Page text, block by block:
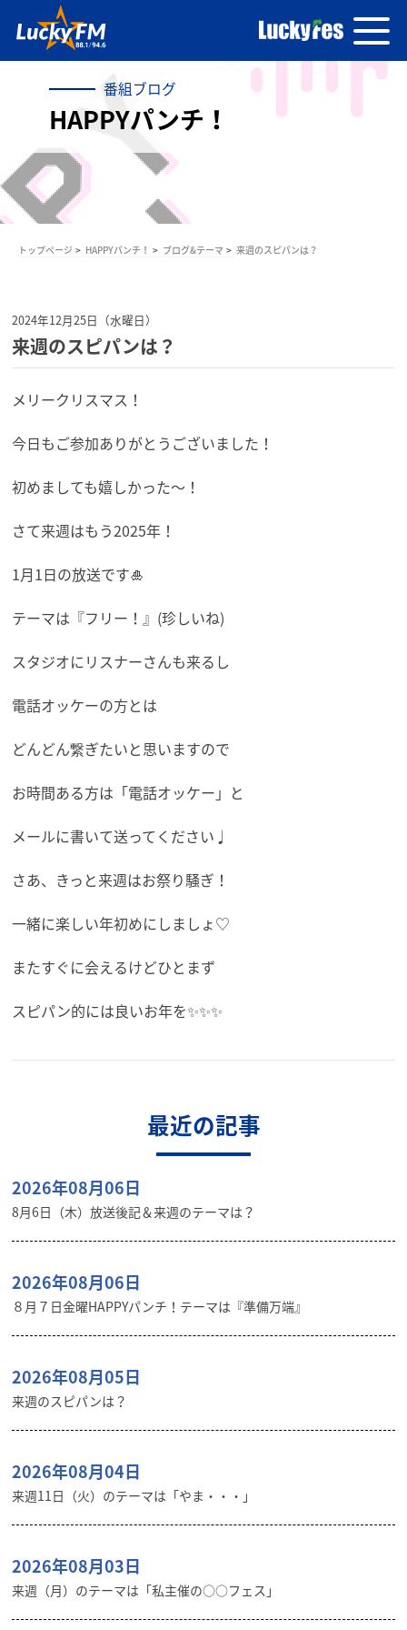
番組ブログ
HAPPYパンチ！
トップページ HAPPYパンチ！ ブログ&テーマ 来週のスピパンは？
2024年12月25日（水曜日）
来週のスピパンは？
メリークリスマス！
今日もご参加ありがとうございました！
初めましても嬉しかった〜！
さて来週はもう2025年！
1月1日の放送です🎍
テーマは『フリー！』(珍しいね)
スタジオにリスナーさんも来るし
電話オッケーの方とは
どんどん繋ぎたいと思いますので
お時間ある方は「電話オッケー」と
メールに書いて送ってください♩
さあ、きっと来週はお祭り騒ぎ！
一緒に楽しい年初めにしましょ♡
またすぐに会えるけどひとまず
スピパン的には良いお年を✨✨✨
最近の記事
2026年08月06日
8月6日（木）放送後記＆来週のテーマは？
2026年08月06日
８月７日金曜HAPPYパンチ！テーマは『準備万端』
2026年08月05日
来週のスピパンは？
2026年08月04日
来週11日（火）のテーマは「やま・・・」
2026年08月03日
来週（月）のテーマは「私主催の○○フェス」